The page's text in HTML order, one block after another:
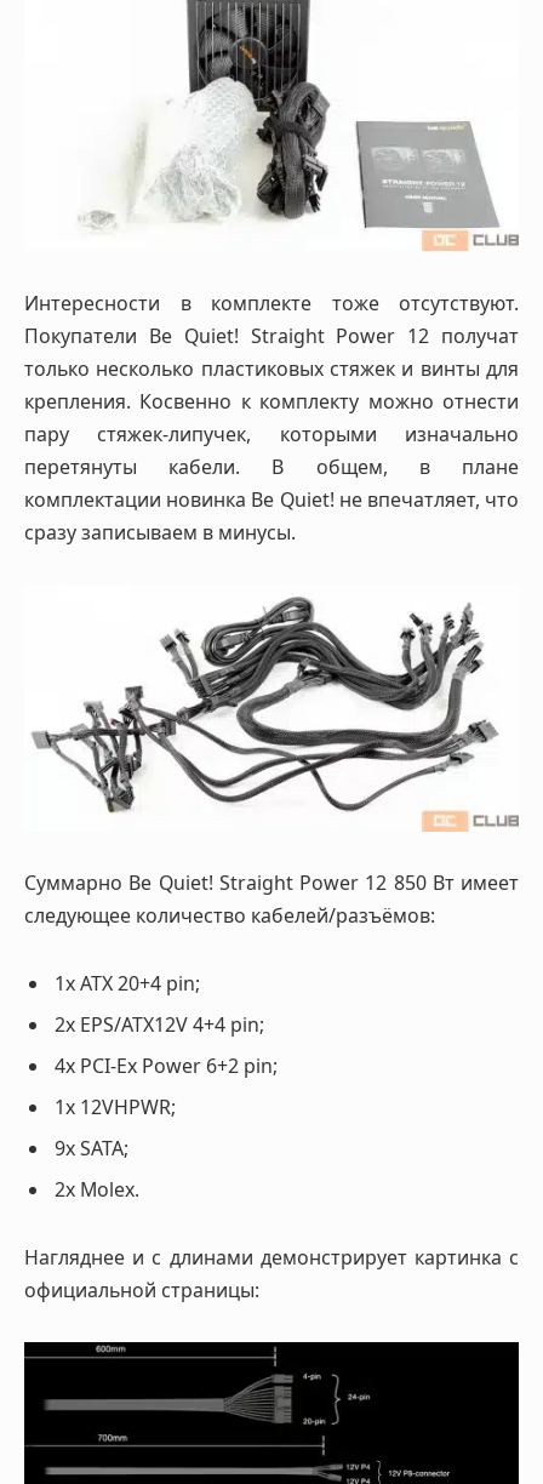
Интересности в комплекте тоже отсутствуют.
Покупатели Be Quiet! Straight Power 12 получат
только несколько пластиковых стяжек и винты для
крепления. Косвенно к комплекту можно отнести
пару стяжек-липучек, которыми изначально
перетянуты кабели. В общем, в плане
комплектации новинка Be Quiet! не впечатляет, что
сразу записываем в минусы.
Суммарно Be Quiet! Straight Power 12 850 Вт имеет
следующее количество кабелей/разъёмов:
1x ATX 20+4 pin;
2x EPS/ATX12V 4+4 pin;
4x PCI-Ex Power 6+2 pin;
1х 12VHPWR;
9x SATA;
2x Molex.
Нагляднее и с длинами демонстрирует картинка с
официальной страницы: